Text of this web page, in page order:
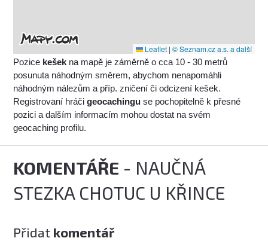
Leaflet | © Seznam.cz a.s. a další
Pozice kešek na mapě je záměrně o cca 10 - 30 metrů
posunuta náhodným směrem, abychom nenapomáhli
náhodným nálezům a příp. zničení či odcizení kešek.
Registrovaní hráčigeocachingu se pochopitelně k přesné
pozici a dalším informacím mohou dostat na svém
geocaching profilu.
KOMENTÁŘE - NAUČNÁ
STEZKA CHOTUC U KŘINCE
Přidat komentář